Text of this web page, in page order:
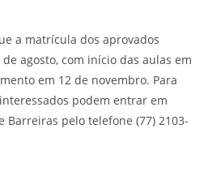
a matrícula dos aprovados
agosto, com início das aulas em
em 12 de novembro. Para
podem entrar em
Barreiras pelo telefone (77) 2103-